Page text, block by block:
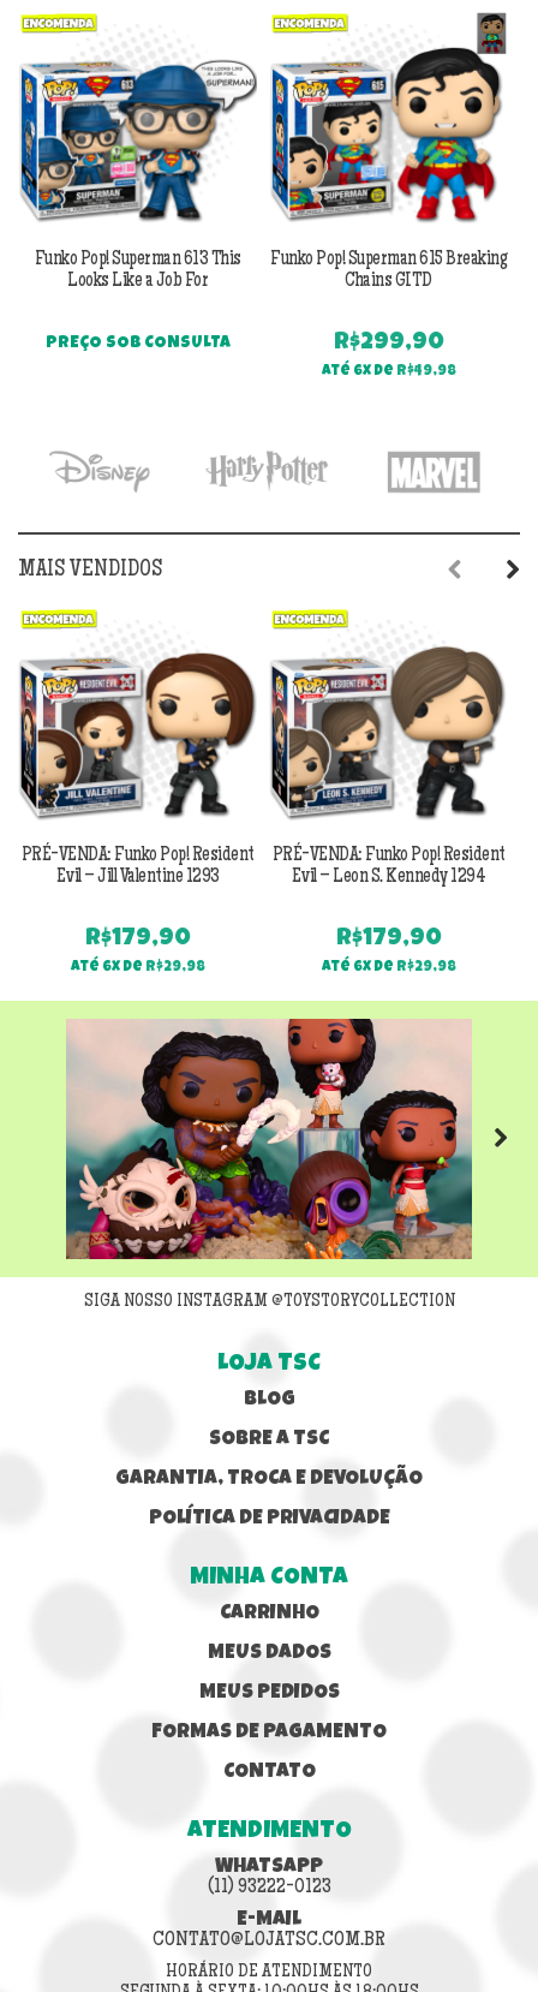
Funko Pop! Superman 613 This
Looks Like a Job For
PREÇO SOB CONSULTA
Funko Pop! Superman 615 Breaking
Chains GITD
R$299,90
Até 6x de R$49,98
Previous
Next
MAIS VENDIDOS
PRÉ-VENDA: Funko Pop! Resident
Evil – Jill Valentine 1293
R$179,90
Até 6x de R$29,98
PRÉ-VENDA: Funko Pop! Resident
Evil – Leon S. Kennedy 1294
R$179,90
Até 6x de R$29,98
Next
SIGA NOSSO INSTAGRAM @TOYSTORYCOLLECTION
LOJA TSC
BLOG
SOBRE A TSC
GARANTIA, TROCA E DEVOLUÇÃO
POLÍTICA DE PRIVACIDADE
MINHA CONTA
CARRINHO
MEUS DADOS
MEUS PEDIDOS
FORMAS DE PAGAMENTO
CONTATO
ATENDIMENTO
WHATSAPP
(11) 93222-0123
E-MAIL
CONTATO@LOJATSC.COM.BR
HORÁRIO DE ATENDIMENTO